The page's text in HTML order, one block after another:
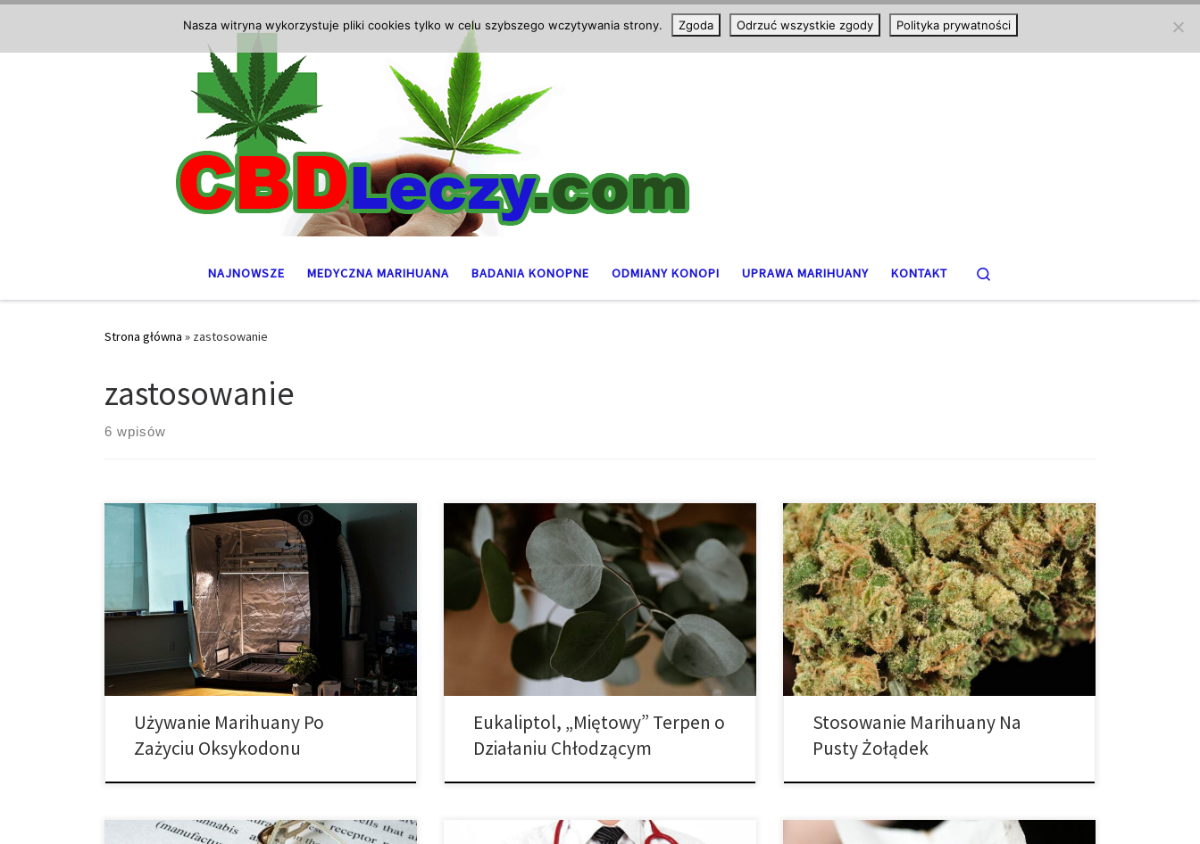
NAJNOWSZE MEDYCZNA MARIHUANA BADANIA KONOPNE ODMIANY KONOPI UPRAWA MARIHUANY KONTAKT
Strona główna » zastosowanie
zastosowanie
6 wpisów
Czy można używać marihuany po zażyciu oksykodonu?
Przyjmowanie marihuany z opioidami na receptę,
takimi jak oksykodon, może prowadzić do
niebezpiecznych skutków ubocznych i generalnie nie
jest zalecane. Zarówno marihuana, jak i oksykodon są
stosowane w leczeniu bólu, ale oksykodon jest
znacznie bardziej uzależniający i niesie ze sobą
ryzyko poważniejszych skutków […]
Używanie Marihuany Po
Zażyciu Oksykodonu
Wraz z rozwojem i zmianami w branży legalnej
marihuany w ciągu ostatnich dwóch lat, lepiej
zrozumieliśmy, jak i dlaczego marihuana medyczna
działa tak, jak działa na tak wielu pacjentów.
Naukowcy rozwinęli znacznie lepsze zrozumienie
terpenów w badaniach i nauce. Te naturalnie
pozyskiwane związki mają unikalne działanie i
uzupełniają produkt z […]
Eukaliptol, „Miętowy” Terpen o
Działaniu Chłodzącym
Czy spożywanie marihuany na pusty żołądek sprawia,
że doświadczany przez ciebie haj jest mocniejszy?
Czy odczuwasz silniejsze działanie marihuany, jeśli
spożywasz ją na pusty żołądek? Jest to
prawdopodobnie pytanie, które większość zadawała
na temat niezliczonych produktów spożywczych,
napojów i wielu innych rzeczy, które spożywamy w
naszym życiu. Często zastanawiamy się, […]
Stosowanie Marihuany Na
Pusty Żołądek
Nasza witryna wykorzystuje pliki cookies tylko w celu szybszego wczytywania strony. Zgoda Odrzuć wszystkie zgody Polityka prywatności